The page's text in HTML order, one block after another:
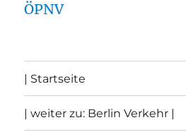
ÖPNV
| Startseite
| weiter zu: Berlin Verkehr |